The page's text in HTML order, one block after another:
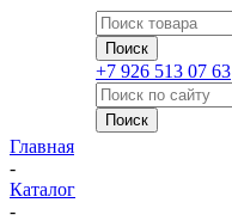
+7 926 513 07 63
Главная
-
Каталог
-